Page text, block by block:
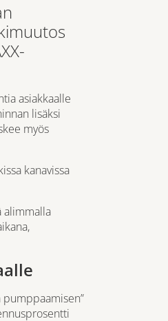
asiakkaalle
lisäksi
myös
kanavissa
alimmalla